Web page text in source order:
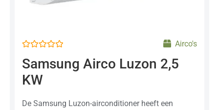
0
uit
5
Airco's
Samsung Airco Luzon 2,5
KW
De Samsung Luzon-airconditioner heeft een